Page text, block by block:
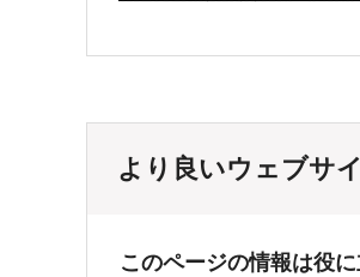
より良いウェブサ
このページの情報は役